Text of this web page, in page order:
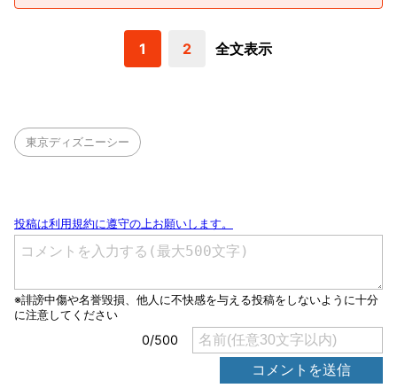
1 2 全文表示
東京ディズニーシー